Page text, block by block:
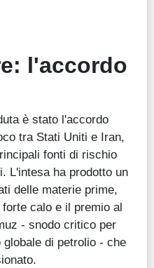
l'accordo
è stato l'accordo
tra Stati Uniti e Iran,
fonti di rischio
L'intesa ha prodotto un
delle materie prime,
calo e il premio al
- snodo critico per
di petrolio - che